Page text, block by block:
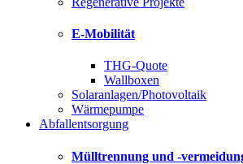
E-Mobilität
THG-Quote
Wallboxen
Solaranlagen/Photovoltaik
Wärmepumpe
Abfallentsorgung
Mülltrennung und -